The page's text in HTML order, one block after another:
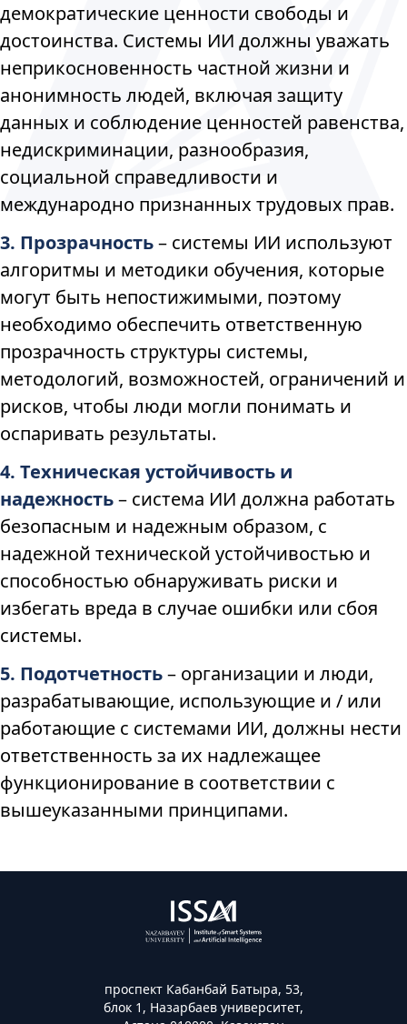
демократические ценности свободы и
достоинства. Системы ИИ должны уважать
неприкосновенность частной жизни и
анонимность людей, включая защиту
данных и соблюдение ценностей равенства,
недискриминации, разнообразия,
социальной справедливости и
международно признанных трудовых прав.
3. Прозрачность– системы ИИ используют
алгоритмы и методики обучения, которые
могут быть непостижимыми, поэтому
необходимо обеспечить ответственную
прозрачность структуры системы,
методологий, возможностей, ограничений и
рисков, чтобы люди могли понимать и
оспаривать результаты.
4. Техническая устойчивость и
надежность– система ИИ должна работать
безопасным и надежным образом, с
надежной технической устойчивостью и
способностью обнаруживать риски и
избегать вреда в случае ошибки или сбоя
системы.
5. Подотчетность– организации и люди,
разрабатывающие, использующие и / или
работающие с системами ИИ, должны нести
ответственность за их надлежащее
функционирование в соответствии с
вышеуказанными принципами.
проспект Кабанбай Батыра, 53,
блок 1, Назарбаев университет,